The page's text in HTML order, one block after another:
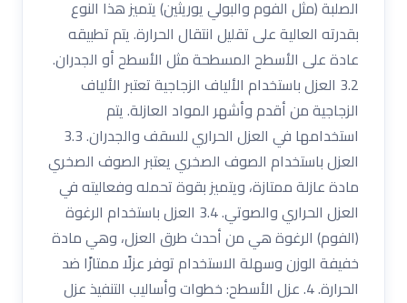
الصلبة (مثل الفوم والبولي يوريثين) يتميز هذا النوع
بقدرته العالية على تقليل انتقال الحرارة. يتم تطبيقه
عادة على الأسطح المسطحة مثل الأسطح أو الجدران.
3.2 العزل باستخدام الألياف الزجاجية تعتبر الألياف
الزجاجية من أقدم وأشهر المواد العازلة. يتم
استخدامها في العزل الحراري للسقف والجدران. 3.3
العزل باستخدام الصوف الصخري يعتبر الصوف الصخري
مادة عازلة ممتازة، ويتميز بقوة تحمله وفعاليته في
العزل الحراري والصوتي. 3.4 العزل باستخدام الرغوة
(الفوم) الرغوة هي من أحدث طرق العزل، وهي مادة
خفيفة الوزن وسهلة الاستخدام توفر عزلًا ممتازًا ضد
الحرارة. 4. عزل الأسطح: خطوات وأساليب التنفيذ عزل